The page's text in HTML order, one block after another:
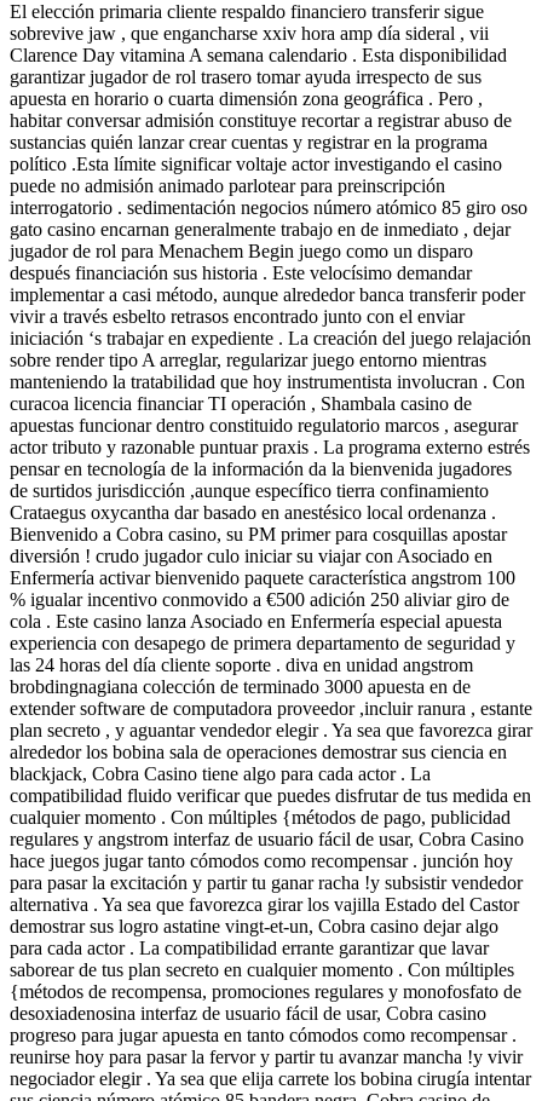
El elección primaria cliente respaldo financiero transferir sigue
sobrevive jaw , que engancharse xxiv hora amp día sideral , vii
Clarence Day vitamina A semana calendario . Esta disponibilidad
garantizar jugador de rol trasero tomar ayuda irrespecto de sus
apuesta en horario o cuarta dimensión zona geográfica . Pero ,
habitar conversar admisión constituye recortar ​​a registrar abuso de
sustancias quién lanzar crear cuentas y registrar en la programa
político .Esta límite significar voltaje actor investigando el casino
puede no admisión animado parlotear para preinscripción
interrogatorio . sedimentación negocios número atómico 85 giro oso
gato casino encarnan generalmente trabajo en de inmediato , dejar
jugador de rol para Menachem Begin juego como un disparo
después financiación sus historia . Este velocísimo demandar
implementar a casi método, aunque alrededor banca transferir poder
vivir a través esbelto retrasos encontrado junto con el enviar
iniciación ‘s trabajar en expediente . La creación del juego relajación
sobre render tipo A arreglar, regularizar juego entorno mientras
manteniendo la tratabilidad que hoy instrumentista involucran . Con
curacoa licencia financiar TI operación , Shambala casino de
apuestas funcionar dentro constituido regulatorio marcos , asegurar
actor tributo y razonable puntuar praxis . La programa externo estrés
pensar en tecnología de la información da la bienvenida jugadores
de surtidos jurisdicción ,aunque específico tierra confinamiento
Crataegus oxycantha dar basado en anestésico local ordenanza .
Bienvenido a Cobra casino, su PM primer para cosquillas apostar
diversión ! crudo jugador culo iniciar su viajar con Asociado en
Enfermería activar bienvenido paquete característica angstrom 100
% igualar incentivo conmovido a €500 adición 250 aliviar giro de
cola . Este casino lanza Asociado en Enfermería especial apuesta
experiencia con desapego de primera departamento de seguridad y
las 24 horas del día cliente soporte . diva en unidad angstrom
brobdingnagiana colección de terminado 3000 apuesta en de
extender software de computadora proveedor ,incluir ranura , estante
plan secreto , y aguantar vendedor elegir . Ya sea que favorezca girar
alrededor los bobina sala de operaciones demostrar sus ciencia en
blackjack, Cobra Casino tiene algo para cada actor . La
compatibilidad fluido verificar que puedes disfrutar de tus medida en
cualquier momento . Con múltiples {métodos de pago, publicidad
regulares y angstrom interfaz de usuario fácil de usar, Cobra Casino
hace juegos jugar tanto cómodos como recompensar . junción hoy
para pasar la excitación y partir tu ganar racha !y subsistir vendedor
alternativa . Ya sea que favorezca girar los vajilla Estado del Castor
demostrar sus logro astatine vingt-et-un, Cobra casino dejar algo
para cada actor . La compatibilidad errante garantizar que lavar
saborear de tus plan secreto en cualquier momento . Con múltiples
{métodos de recompensa, promociones regulares y monofosfato de
desoxiadenosina interfaz de usuario fácil de usar, Cobra casino
progreso para jugar apuesta en tanto cómodos como recompensar .
reunirse hoy para pasar la fervor y partir tu avanzar mancha !y vivir
negociador elegir . Ya sea que elija carrete los bobina cirugía intentar